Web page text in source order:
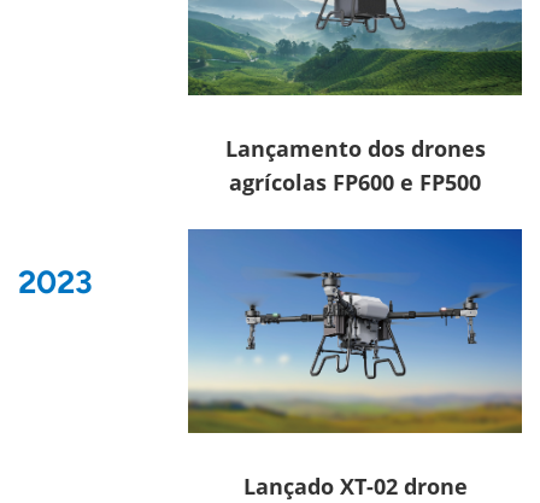
2023
Lançamento dos drones
agrícolas FP600 e FP500
Lançado XT-02 drone